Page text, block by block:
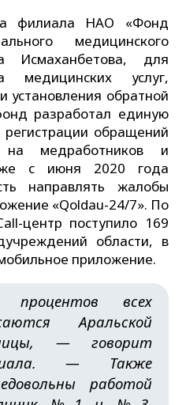
филиала НАО «Фонд
медицинского
Исмаханбетова, для
медицинских услуг,
установления обратной
разработал единую
обращений
медработников и
с июня 2020 года
направлять жалобы
«Qoldau-24/7». По
центр поступило 169
области, в
приложение.
всех
Аральской
— говорит
— Также
работой